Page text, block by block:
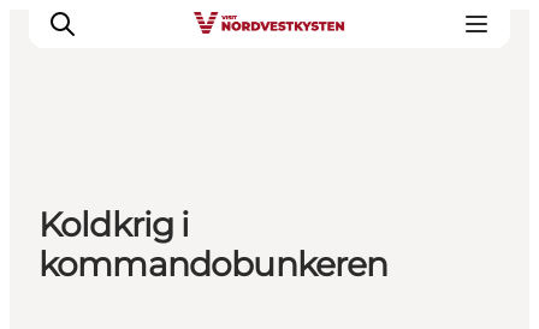
Feriesteder
Inspiration
Handicapvenlig ferie
Koldkrig i
kommandobunkeren